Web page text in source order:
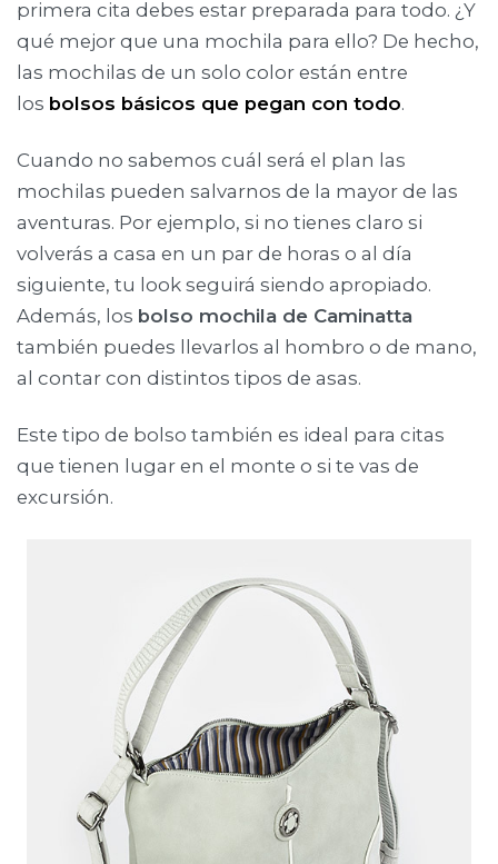
primera cita debes estar preparada para todo. ¿Y
qué mejor que una mochila para ello? De hecho,
las mochilas de un solo color están entre
los bolsos básicos que pegan con todo.
Cuando no sabemos cuál será el plan las
mochilas pueden salvarnos de la mayor de las
aventuras. Por ejemplo, si no tienes claro si
volverás a casa en un par de horas o al día
siguiente, tu look seguirá siendo apropiado.
Además, los bolso mochila de Caminatta
también puedes llevarlos al hombro o de mano,
al contar con distintos tipos de asas.
Este tipo de bolso también es ideal para citas
que tienen lugar en el monte o si te vas de
excursión.